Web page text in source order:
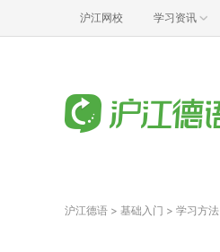
沪江网校 学习资讯
沪江德语 > 基础入门 > 学习方法